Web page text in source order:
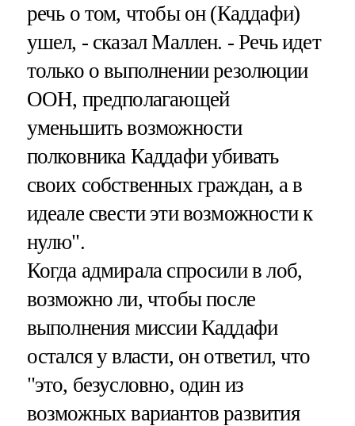
речь о том, чтобы он (Каддафи)
ушел, - сказал Маллен. - Речь идет
только о выполнении резолюции
ООН, предполагающей
уменьшить возможности
полковника Каддафи убивать
своих собственных граждан, а в
идеале свести эти возможности к
нулю".
Когда адмирала спросили в лоб,
возможно ли, чтобы после
выполнения миссии Каддафи
остался у власти, он ответил, что
"это, безусловно, один из
возможных вариантов развития